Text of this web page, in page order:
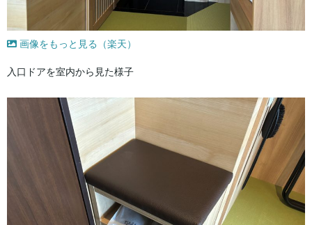
画像をもっと見る（楽天）
入口ドアを室内から見た様子